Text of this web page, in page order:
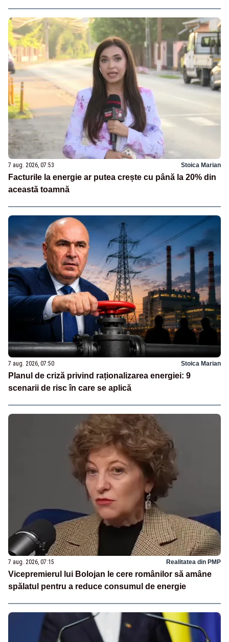
7 aug. 2026, 07:53 Stoica Marian
Facturile la energie ar putea crește cu până la 20% din
această toamnă
7 aug. 2026, 07:50 Stoica Marian
Planul de criză privind raționalizarea energiei: 9
scenarii de risc în care se aplică
7 aug. 2026, 07:15 Realitatea din PMP
Vicepremierul lui Bolojan le cere românilor să amâne
spălatul pentru a reduce consumul de energie